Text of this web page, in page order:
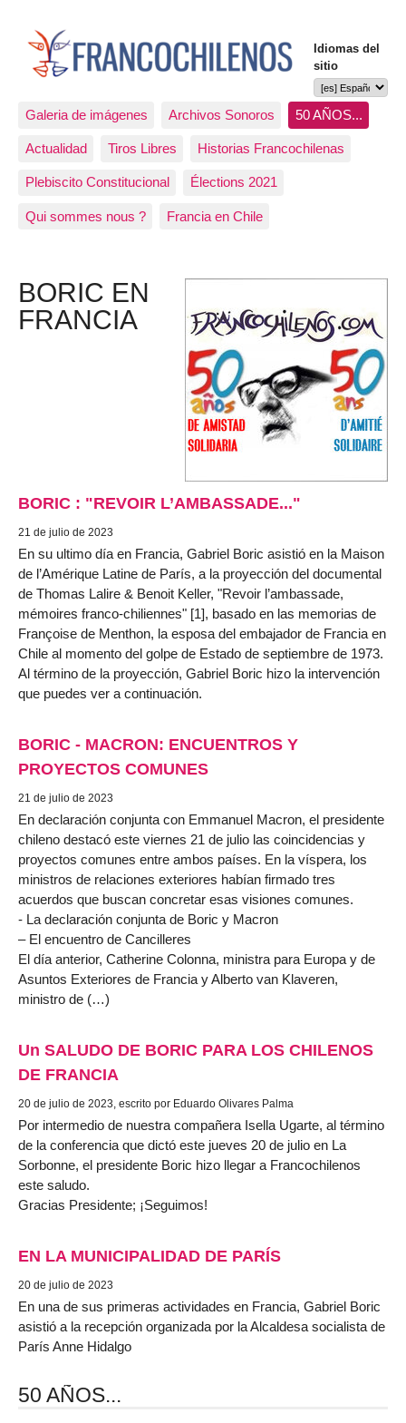
Idiomas del
sitio
Galeria de imágenes Archivos Sonoros 50 AÑOS...
Actualidad Tiros Libres Historias Francochilenas
Plebiscito Constitucional Élections 2021
Qui sommes nous ? Francia en Chile
BORIC EN
FRANCIA
BORIC : "REVOIR L’AMBASSADE..."
21 de julio de 2023
En su ultimo día en Francia, Gabriel Boric asistió en la Maison
de l’Amérique Latine de París, a la proyección del documental
de Thomas Lalire & Benoit Keller, "Revoir l’ambassade,
mémoires franco-chiliennes" [1], basado en las memorias de
Françoise de Menthon, la esposa del embajador de Francia en
Chile al momento del golpe de Estado de septiembre de 1973.
Al término de la proyección, Gabriel Boric hizo la intervención
que puedes ver a continuación.
BORIC - MACRON: ENCUENTROS Y
PROYECTOS COMUNES
21 de julio de 2023
En declaración conjunta con Emmanuel Macron, el presidente
chileno destacó este viernes 21 de julio las coincidencias y
proyectos comunes entre ambos países. En la víspera, los
ministros de relaciones exteriores habían firmado tres
acuerdos que buscan concretar esas visiones comunes.
- La declaración conjunta de Boric y Macron
– El encuentro de Cancilleres
El día anterior, Catherine Colonna, ministra para Europa y de
Asuntos Exteriores de Francia y Alberto van Klaveren,
ministro de (…)
Un SALUDO DE BORIC PARA LOS CHILENOS
DE FRANCIA
20 de julio de 2023, escrito por Eduardo Olivares Palma
Por intermedio de nuestra compañera Isella Ugarte, al término
de la conferencia que dictó este jueves 20 de julio en La
Sorbonne, el presidente Boric hizo llegar a Francochilenos
este saludo.
Gracias Presidente; ¡Seguimos!
EN LA MUNICIPALIDAD DE PARÍS
20 de julio de 2023
En una de sus primeras actividades en Francia, Gabriel Boric
asistió a la recepción organizada por la Alcaldesa socialista de
París Anne Hidalgo
50 AÑOS...